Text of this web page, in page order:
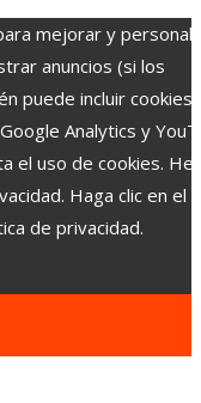
mejorar y
anuncios (si los
puede incluir cookies
Analytics y
el uso de cookies.
Haga clic en el
de privacidad.